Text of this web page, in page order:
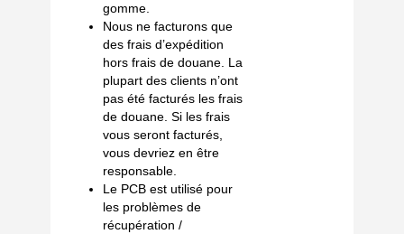
gomme.
Nous ne facturons que
des frais d’expédition
hors frais de douane. La
plupart des clients n’ont
pas été facturés les frais
de douane. Si les frais
vous seront facturés,
vous devriez en être
responsable.
Le PCB est utilisé pour
les problèmes de
récupération /